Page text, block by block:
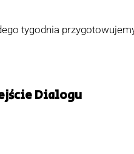
tygodnia
Dialogu